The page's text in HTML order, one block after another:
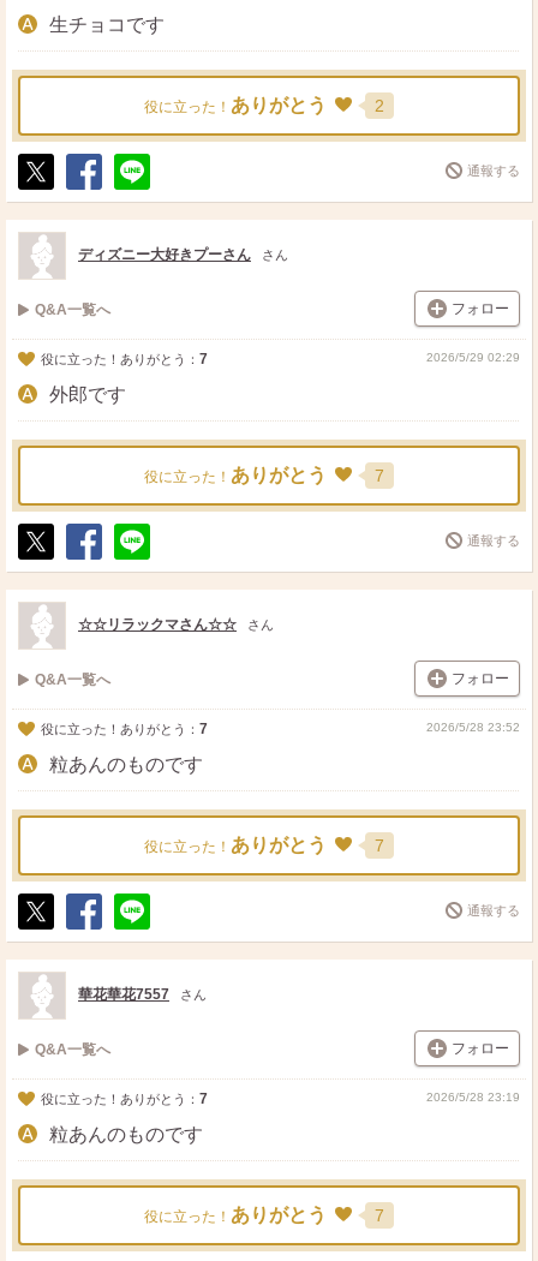
生チョコです
役に立った！ ありがとう 2
ポ
ス
ト
シ
ェ
送
る
通報する
ディズニー大好きプーさん さん
Q&A一覧へ フォロー
役に立った！ありがとう： 7 2026/5/29 02:29
外郎です
役に立った！ ありがとう 7
ポ
ス
ト
シ
ェ
送
る
通報する
☆☆リラックマさん☆☆ さん
Q&A一覧へ フォロー
役に立った！ありがとう： 7 2026/5/28 23:52
粒あんのものです
役に立った！ ありがとう 7
ポ
ス
ト
シ
ェ
送
る
通報する
華花華花7557 さん
Q&A一覧へ フォロー
役に立った！ありがとう： 7 2026/5/28 23:19
粒あんのものです
役に立った！ ありがとう 7